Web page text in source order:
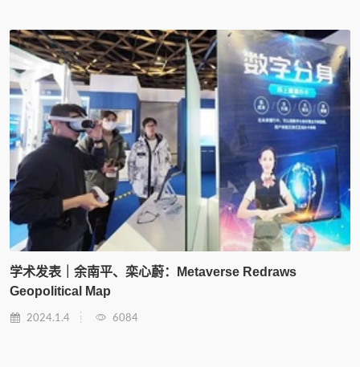
学术发表｜余南平、栾心蔚：Metaverse Redraws
Geopolitical Map
2024.1.4 6084